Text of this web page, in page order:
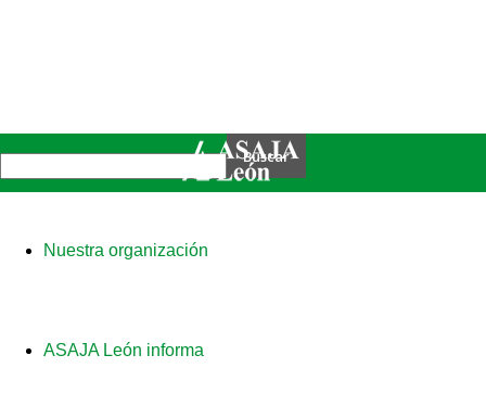
Nuestra organización
ASAJA León informa